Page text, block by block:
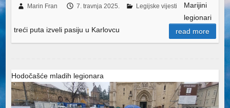
Marin Fran 7. travnja 2025. Legijske vijesti
Marijini
legionari
treći puta izveli pasiju u Karlovcu
read more
Hodočašće mladih legionara